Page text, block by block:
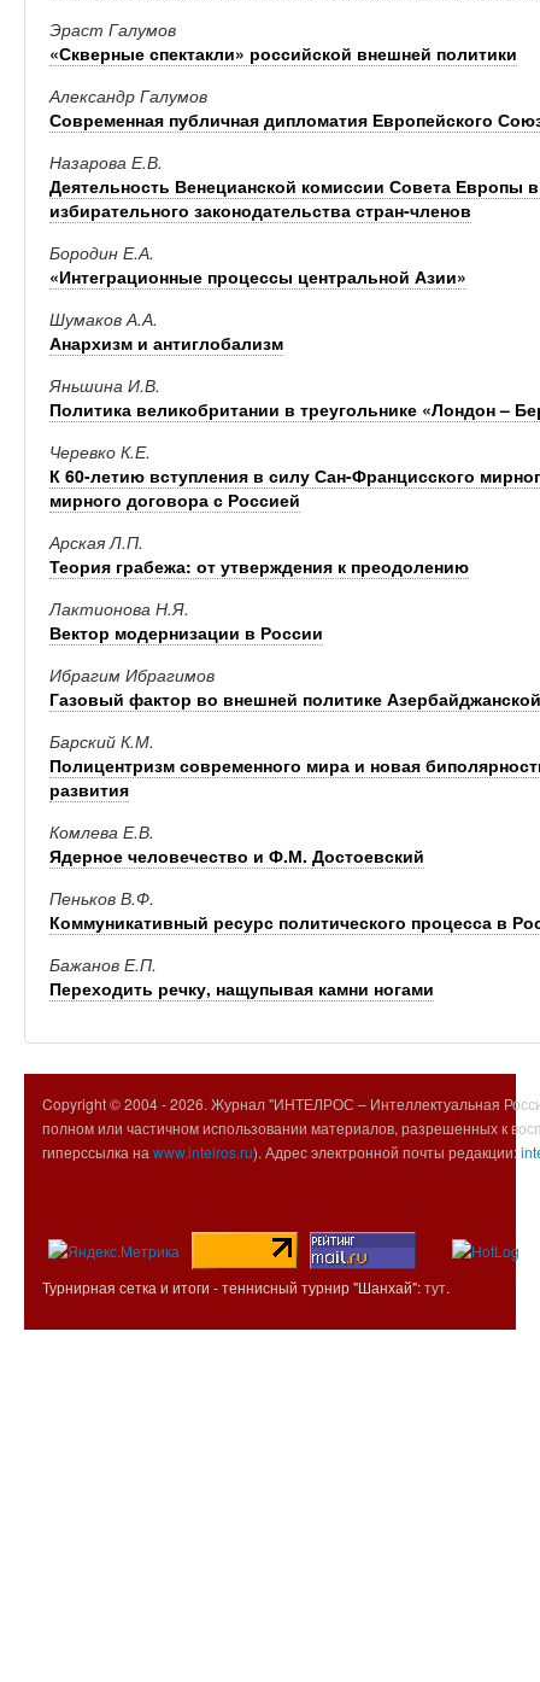
Эраст Галумов
«Скверные спектакли» российской внешней политики
Александр Галумов
Современная публичная дипломатия Европейского
Назарова Е.В.
Деятельность Венецианской комиссии Совета Европы
избирательного законодательства стран-членов
Бородин Е.А.
«Интеграционные процессы центральной Азии»
Шумаков А.А.
Анархизм и антиглобализм
Яньшина И.В.
Политика великобритании в треугольнике «Лондон –
Черевко К.Е.
К 60-летию вступления в силу Сан-Францисского
мирного договора с Россией
Арская Л.П.
Теория грабежа: от утверждения к преодолению
Лактионова Н.Я.
Вектор модернизации в России
Ибрагим Ибрагимов
Газовый фактор во внешней политике
Барский К.М.
Полицентризм современного мира и новая
развития
Комлева Е.В.
Ядерное человечество и Ф.М. Достоевский
Пеньков В.Ф.
Коммуникативный ресурс политического процесса в
Бажанов Е.П.
Переходить речку, нащупывая камни ногами
Copyright © 2004 -2026. Журнал "ИНТЕЛРОС – Интеллектуальная
полном или частичном использовании материалов, разрешенных к
гиперссылка на www.intelros.ru). Адрес электронной почты редакции:
Турнирная сетка и итоги - теннисный турнир "Шанхай":тут.